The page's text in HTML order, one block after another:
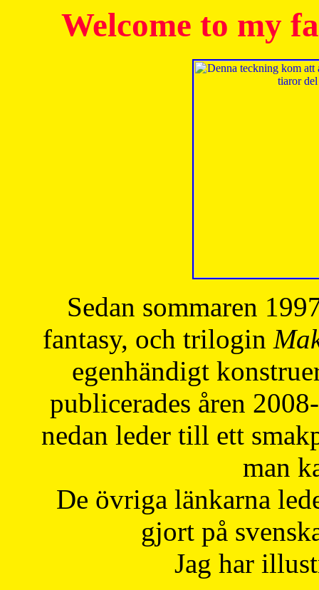
Welcome to my
Sedan sommaren
fantasy, och trilogin
egenhändigt
publicerades åren
nedan leder till ett
man
De övriga länkarna
gjort på
Jag har